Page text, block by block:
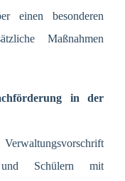
einen besonderen
Maßnahmen
in der
Schülern mit